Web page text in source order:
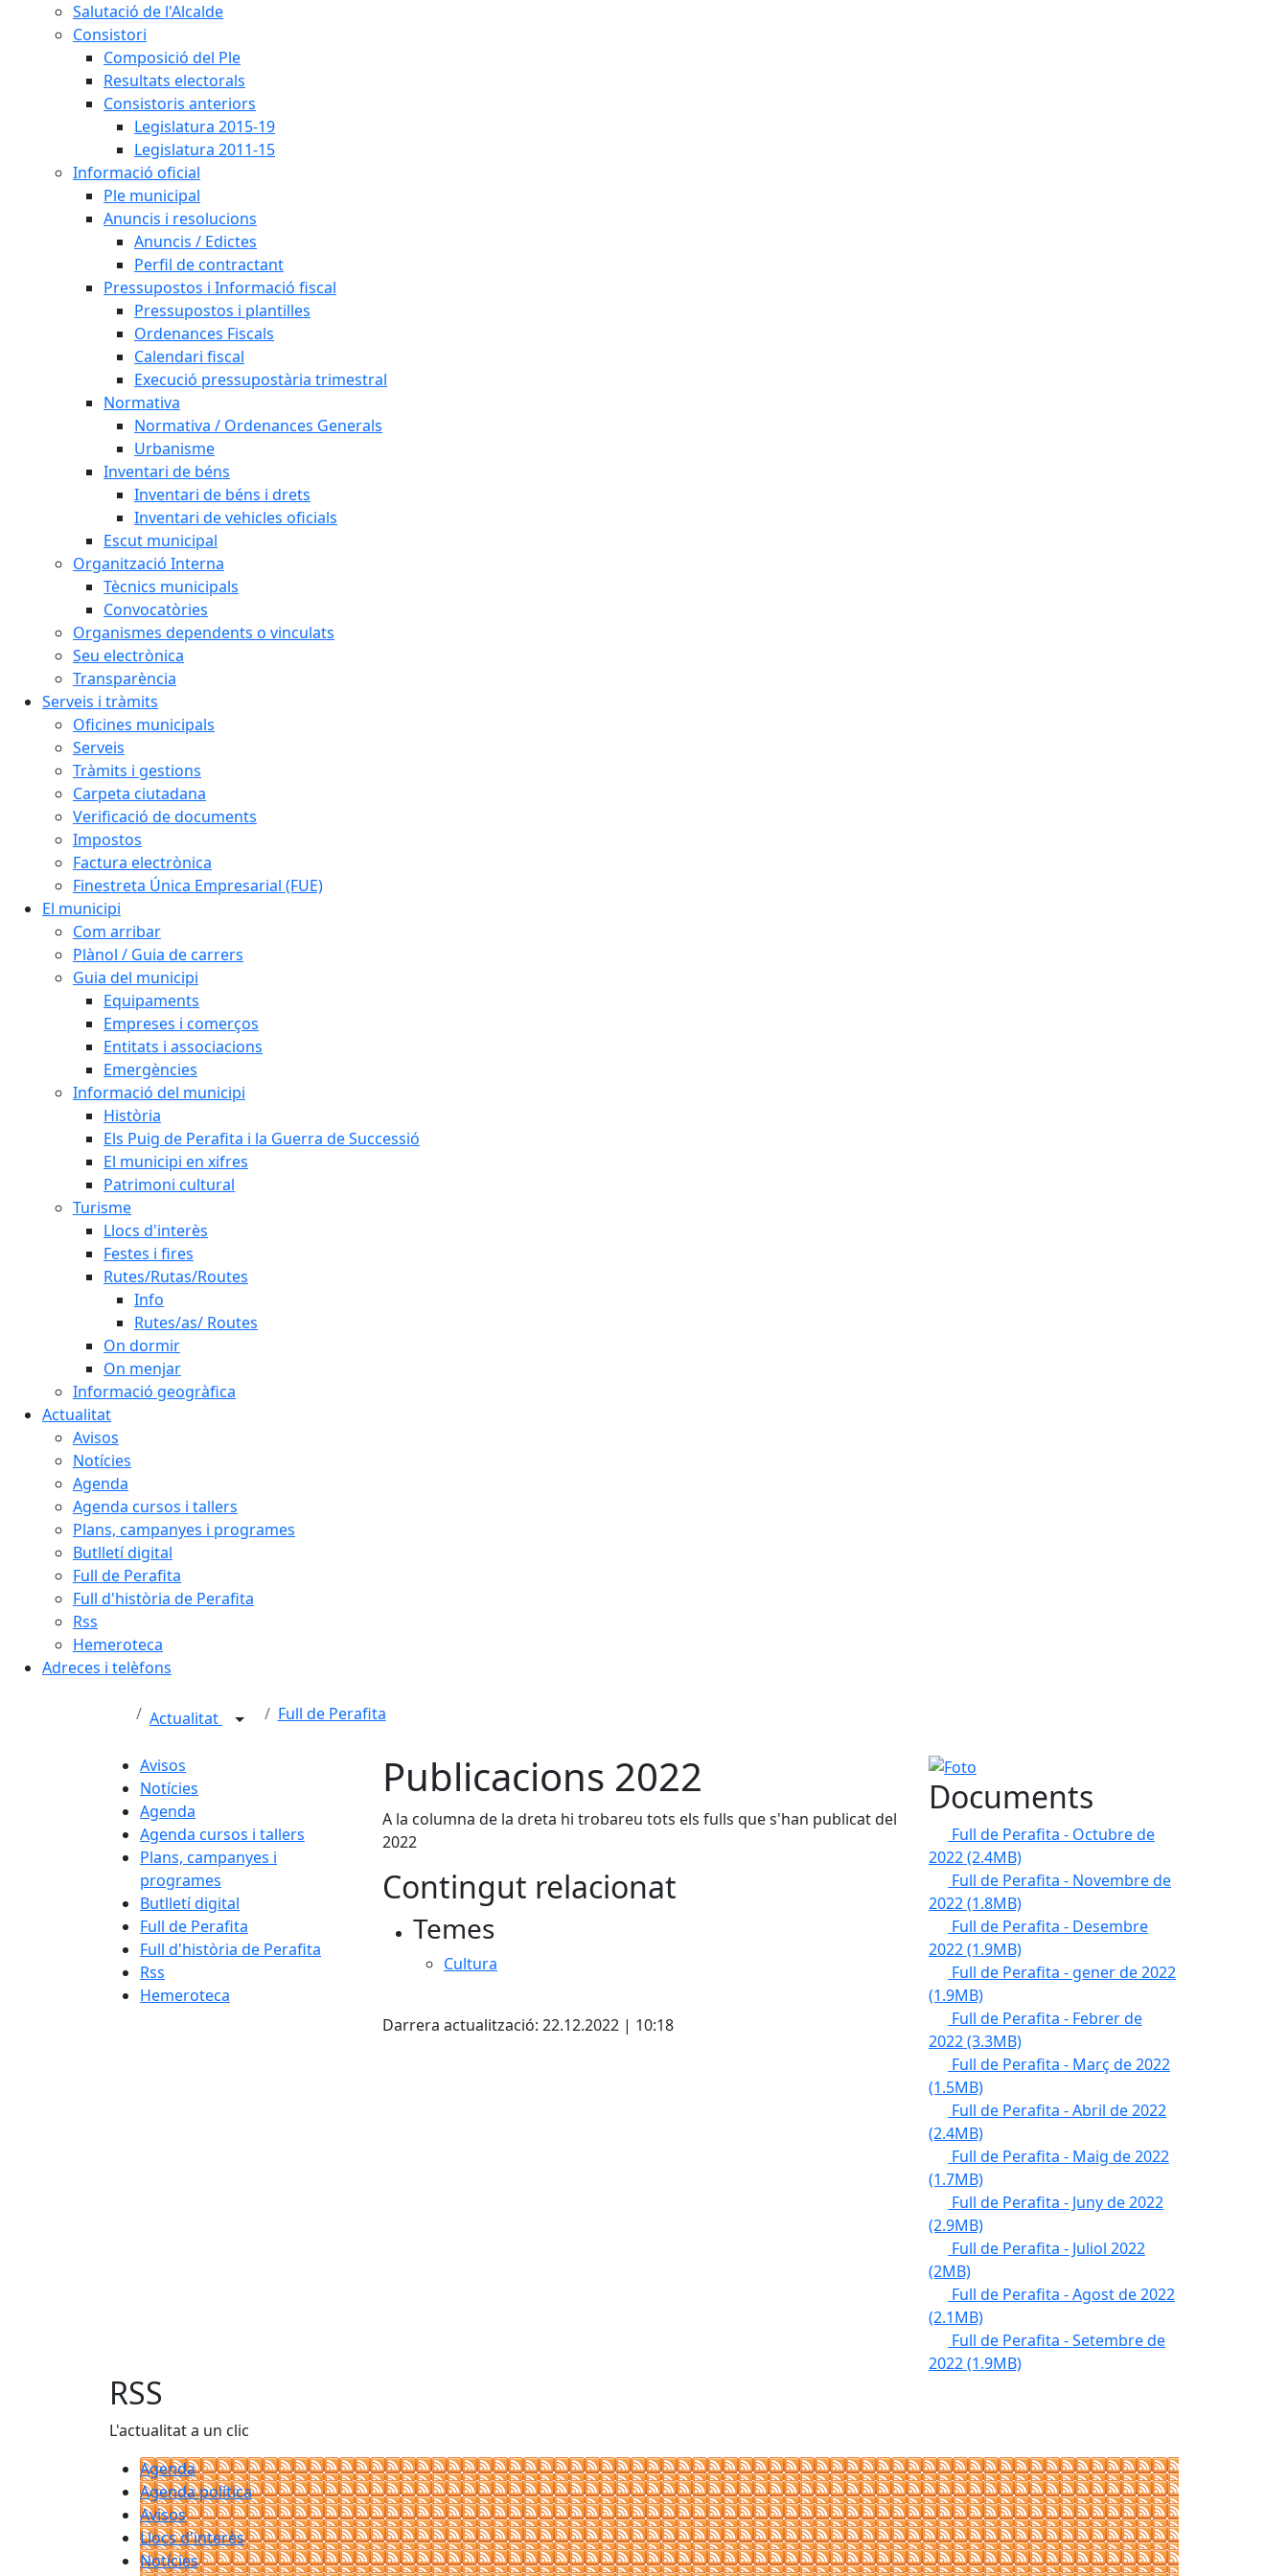
Salutació de l'Alcalde
Consistori
Composició del Ple
Resultats electorals
Consistoris anteriors
Legislatura 2015-19
Legislatura 2011-15
Informació oficial
Ple municipal
Anuncis i resolucions
Anuncis / Edictes
Perfil de contractant
Pressupostos i Informació fiscal
Pressupostos i plantilles
Ordenances Fiscals
Calendari fiscal
Execució pressupostària trimestral
Normativa
Normativa / Ordenances Generals
Urbanisme
Inventari de béns
Inventari de béns i drets
Inventari de vehicles oficials
Escut municipal
Organització Interna
Tècnics municipals
Convocatòries
Organismes dependents o vinculats
Seu electrònica
Transparència
Serveis i tràmits
Oficines municipals
Serveis
Tràmits i gestions
Carpeta ciutadana
Verificació de documents
Impostos
Factura electrònica
Finestreta Única Empresarial (FUE)
El municipi
Com arribar
Plànol / Guia de carrers
Guia del municipi
Equipaments
Empreses i comerços
Entitats i associacions
Emergències
Informació del municipi
Història
Els Puig de Perafita i la Guerra de Successió
El municipi en xifres
Patrimoni cultural
Turisme
Llocs d'interès
Festes i fires
Rutes/Rutas/Routes
Info
Rutes/as/ Routes
On dormir
On menjar
Informació geogràfica
Actualitat
Avisos
Notícies
Agenda
Agenda cursos i tallers
Plans, campanyes i programes
Butlletí digital
Full de Perafita
Full d'història de Perafita
Rss
Hemeroteca
Adreces i telèfons
Actualitat Full de Perafita
Avisos
Notícies
Agenda
Agenda cursos i tallers
Plans, campanyes i
programes
Butlletí digital
Full de Perafita
Full d'història de Perafita
Rss
Hemeroteca
Publicacions 2022
A la columna de la dreta hi trobareu tots els fulls que s'han publicat del
2022
Contingut relacionat
Temes
Cultura
Darrera actualització: 22.12.2022 | 10:18
Foto
Documents
Full de Perafita - Octubre de
2022(2.4MB)
Full de Perafita - Novembre de
2022(1.8MB)
Full de Perafita - Desembre
2022(1.9MB)
Full de Perafita - gener de 2022
(1.9MB)
Full de Perafita - Febrer de
2022(3.3MB)
Full de Perafita - Març de 2022
(1.5MB)
Full de Perafita - Abril de 2022
(2.4MB)
Full de Perafita - Maig de 2022
(1.7MB)
Full de Perafita - Juny de 2022
(2.9MB)
Full de Perafita - Juliol 2022
(2MB)
Full de Perafita - Agost de 2022
(2.1MB)
Full de Perafita - Setembre de
2022(1.9MB)
RSS
L'actualitat a un clic
Agenda
Agenda política
Avisos
Llocs d'interès
Notícies